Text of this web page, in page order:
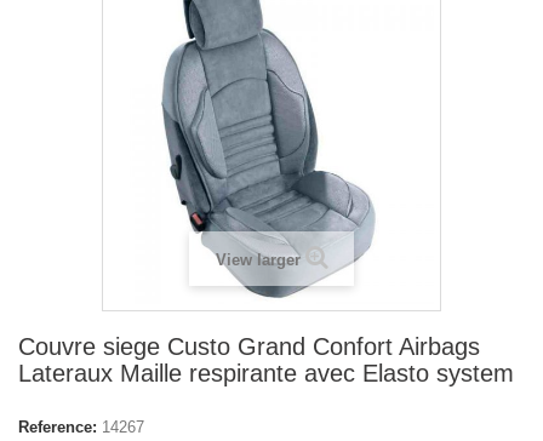
View larger
Couvre siege Custo Grand Confort Airbags
Lateraux Maille respirante avec Elasto system
Reference: 14267